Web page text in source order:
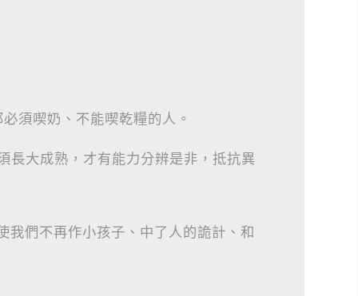
須喫奶、不能喫乾糧的人。
長大成熟，才有能力分辨是非，抵抗異
我們不再作小孩子、中了人的詭計、和